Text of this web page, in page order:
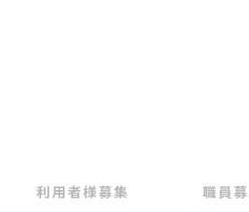
利用者様募集 職員